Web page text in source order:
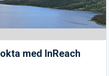
med InReach